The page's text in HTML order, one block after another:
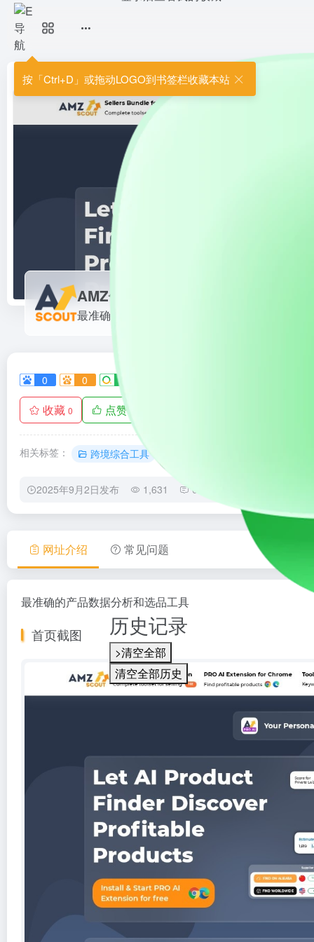
按「Ctrl+D」或拖动LOGO到书签栏收藏本站
历史记录
>清空全部
清空全部历史
首页 • 跨境导航 • 跨境工具 • 跨境综合工具 • AMZ侦探
AMZ侦探
最准确的产品数据分析和选品工具
0 0
收藏 0 点赞
相关标签： 跨境综合工具
2025年9月2日发布 1,631 0
最准确的产品数据分析和选品工具
网址介绍 常见问题
最准确的产品数据分析和选品工具
首页截图